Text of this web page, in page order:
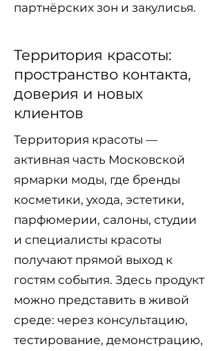
партнёрских зон и закулисья.
Территория красоты:
пространство контакта,
доверия и новых
клиентов
Территория красоты —
активная часть Московской
ярмарки моды, где бренды
косметики, ухода, эстетики,
парфюмерии, салоны, студии
и специалисты красоты
получают прямой выход к
гостям события. Здесь продукт
можно представить в живой
среде: через консультацию,
тестирование, демонстрацию,